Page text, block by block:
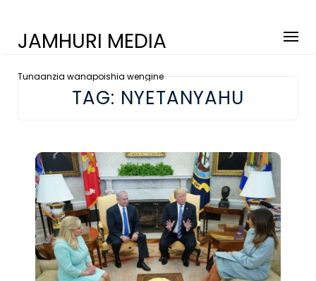
JAMHURI MEDIA
Tunaanzia wanapoishia wengine
TAG: NYETANYAHU